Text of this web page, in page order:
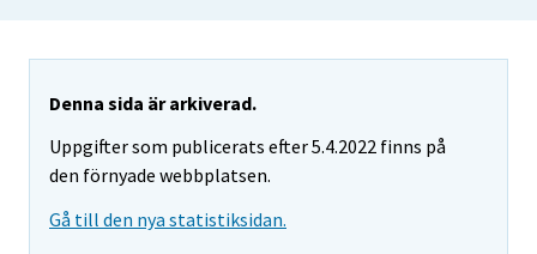
Denna sida är arkiverad.
Uppgifter som publicerats efter 5.4.2022 finns på
den förnyade webbplatsen.
Gå till den nya statistiksidan.